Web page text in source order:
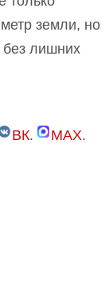
земли, но
лишних
ВК. MAX.